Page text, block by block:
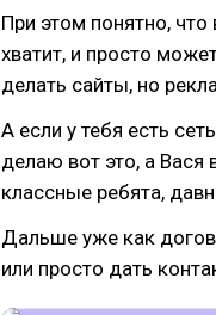
При этом понятно,
хватит, и просто
делать сайты, но
А если у тебя есть
делаю вот это, а Вася
классные ребята,
Дальше уже как
или просто дать